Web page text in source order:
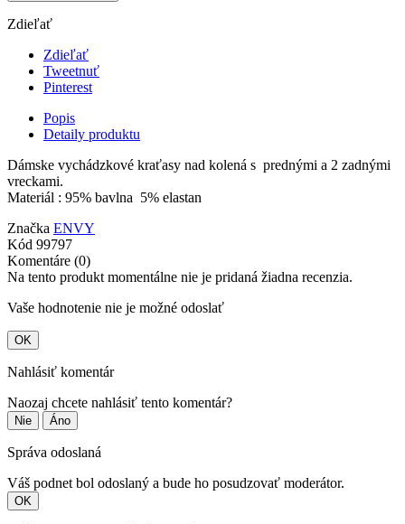
Zdieľať
Zdieľať
Tweetnuť
Pinterest
Popis
Detaily produktu
Dámske vychádzkové kraťasy nad kolená s prednými a 2 zadnými
vreckami.
Materiál : 95% bavlna 5% elastan
Značka ENVY
Kód 99797
Komentáre (0)
Na tento produkt momentálne nie je pridaná žiadna recenzia.
Vaše hodnotenie nie je možné odoslať
OK
Nahlásiť komentár
Naozaj chcete nahlásiť tento komentár?
Nie Áno
Správa odoslaná
Váš podnet bol odoslaný a bude ho posudzovať moderátor.
OK